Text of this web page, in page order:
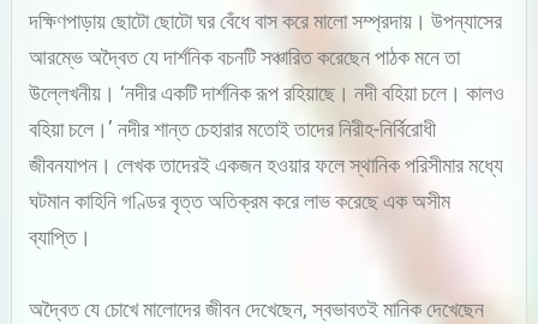
দক্ষিণপাড়ায় ছোটো ছোটো ঘর বেঁধে বাস করে মালো সম্প্রদায়। উপন্যাসের
আরম্ভে অদ্বৈত যে দার্শনিক বচনটি সঞ্চারিত করেছেন পাঠক মনে তা
উল্লেখনীয়। ‘নদীর একটি দার্শনিক রূপ রহিয়াছে। নদী বহিয়া চলে। কালও
বহিয়া চলে।’ নদীর শান্ত চেহারার মতোই তাদের নিরীহ-নির্বিরোধী
জীবনযাপন। লেখক তাদেরই একজন হওয়ার ফলে স্থানিক পরিসীমার মধ্যে
ঘটমান কাহিনি গণ্ডির বৃত্ত অতিক্রম করে লাভ করেছে এক অসীম
ব্যাপ্তি।
অদ্বৈত যে চোখে মালোদের জীবন দেখেছেন, স্বভাবতই মানিক দেখেছেন